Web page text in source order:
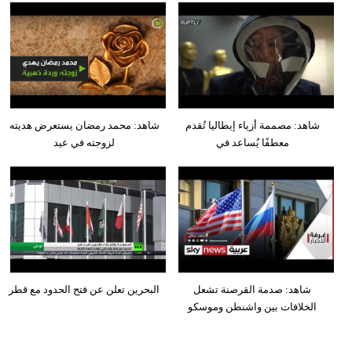
شاهد: محمد رمضان يستعرض هديته
لزوجته في عيد
شاهد: مصممة أزياء إيطاليا تُقدم
معطفًا يُساعد في
البحرين تعلن عن فتح الحدود مع قطر
شاهد: صدمة القرصنة تشعل
الخلافات بين واشنطن وموسكو